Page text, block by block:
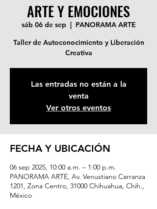
ARTE Y EMOCIONES
sáb 06 de sep
  |
PANORAMA ARTE
Taller de Autoconocimiento y Liberación
Creativa
Las entradas no están a la
venta
Ver otros eventos
FECHA Y UBICACIÓN
06 sep 2025, 10:00 a.m. – 1:00 p.m.
PANORAMA ARTE, Av. Venustiano Carranza
1201, Zona Centro, 31000 Chihuahua, Chih.,
México